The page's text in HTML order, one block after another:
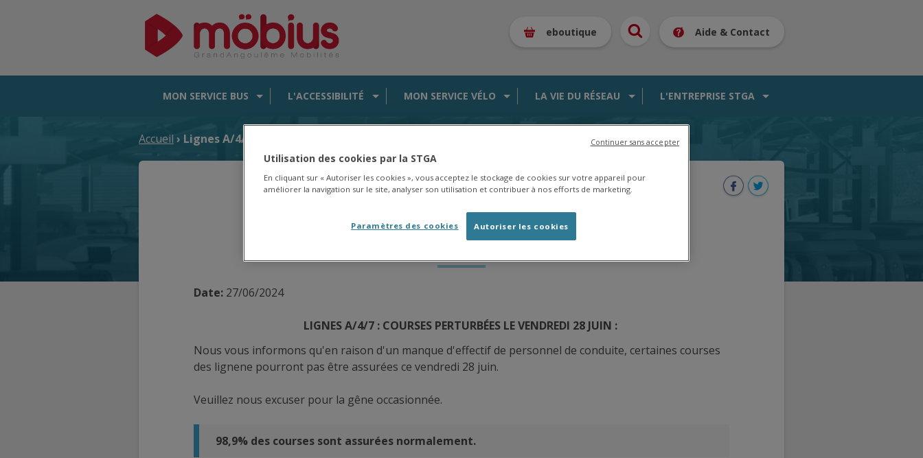
eboutique Aide & Contact
MON SERVICE BUS L'ACCESSIBILITÉ MON SERVICE VÉLO LA VIE DU RÉSEAU L'ENTREPRISE STGA
Accueil › Lignes A/4/7 : Courses perturbées le vendredi 28 juin
Lignes A/4/7 : Courses perturbées le
vendredi 28 juin
Date: 27/06/2024
LIGNES A/4/7 : COURSES PERTURBÉES LE VENDREDI 28 JUIN :
Nous vous informons qu'en raison d'un manque d'effectif de personnel de conduite, certaines courses
des lignene pourront pas être assurées ce vendredi 28 juin.
Veuillez nous excuser pour la gêne occasionnée.
98,9% des courses sont assurées normalement.
Utilisation des cookies par la STGA
En cliquant sur « Autoriser les cookies », vous acceptez le stockage de cookies sur votre appareil pour
améliorer la navigation sur le site, analyser son utilisation et contribuer à nos efforts de marketing.
Autoriser les cookies
Paramètres des cookies
Continuer sans accepter